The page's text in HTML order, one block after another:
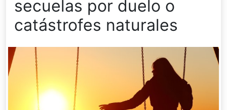
secuelas por duelo o
catástrofes naturales